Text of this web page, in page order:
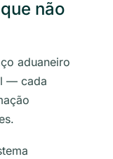
não
aduaneiro
— cada